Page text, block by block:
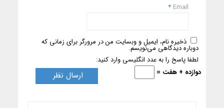
Email
*
ذخیره نام، ایمیل و وبسایت من در مرورگر برای زمانی که
دوباره دیدگاهی می‌نویسم.
لطفا پاسخ را به عدد انگلیسی وارد کنید:
دوازده + هفت =